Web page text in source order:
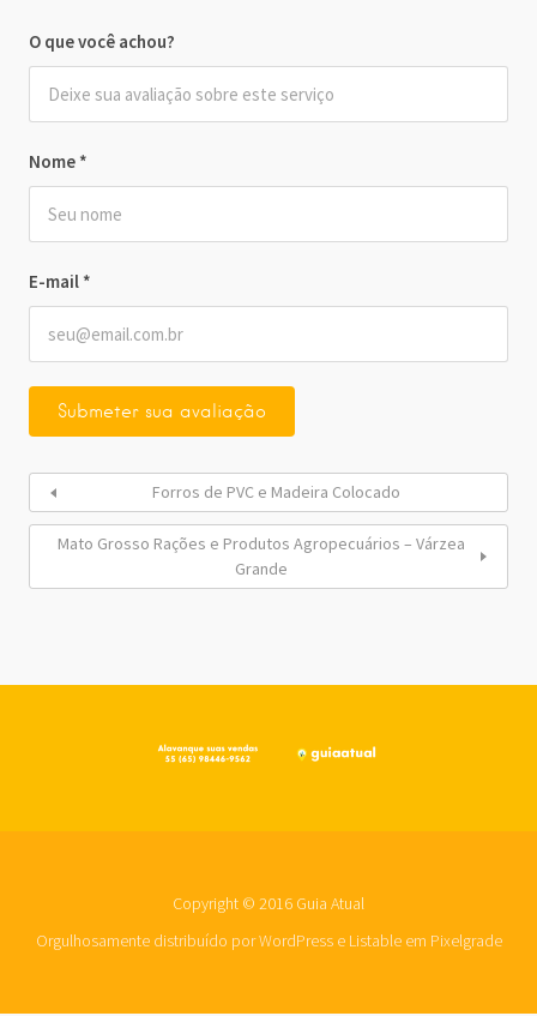
Nome *
E-mail *
O que você achou?
Forros de PVC e Madeira Colocado
Mato Grosso Rações e Produtos Agropecuários – Várzea
Grande
Copyright © 2016 Guia Atual
Orgulhosamente distribuído por WordPress e Listableem Pixelgrade